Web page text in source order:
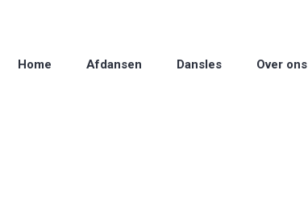
Home Afdansen Dansles Over ons